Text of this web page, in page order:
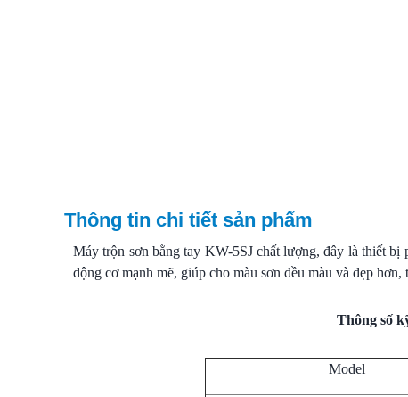
Thông tin chi tiết sản phẩm
Máy trộn sơn bằng tay KW-5SJ chất lượng, đây là thiết
động cơ mạnh mẽ, giúp cho màu sơn đều màu và đẹp
Thông số
Model